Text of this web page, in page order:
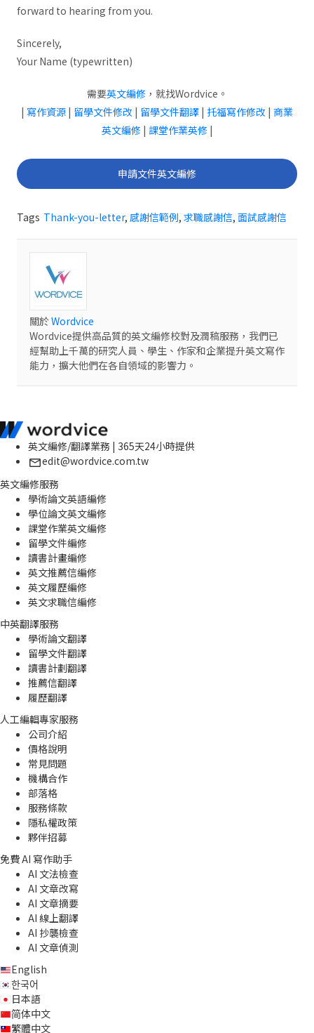
forward to hearing from you.
Sincerely,
Your Name (typewritten)
需要英文編修，就找Wordvice。
| 寫作資源 | 留學文件修改 | 留學文件翻譯 | 托福寫作修改 | 商業
英文編修| 課堂作業英修|
申請文件英文編修
Tags Thank-you-letter, 感謝信範例, 求職感謝信, 面試感謝信
關於Wordvice
Wordvice提供高品質的英文編修校對及潤稿服務，我們已
經幫助上千萬的研究人員、學生、作家和企業提升英文寫作
能力，擴大他們在各自領域的影響力。
英文編修/翻譯業務 | 365天24小時提供
edit@wordvice.com.tw
英文編修服務
學術論文英語編修
學位論文英文編修
課堂作業英文編修
留學文件編修
讀書計畫編修
英文推薦信編修
英文履歷編修
英文求職信編修
中英翻譯服務
學術論文翻譯
留學文件翻譯
讀書計劃翻譯
推薦信翻譯
履歷翻譯
人工編輯專家服務
公司介紹
價格說明
常見問題
機構合作
部落格
服務條款
隱私權政策
夥伴招募
免費 AI 寫作助手
AI 文法檢查
AI 文章改寫
AI 文章摘要
AI 線上翻譯
AI 抄襲檢查
AI 文章偵測
English
한국어
日本語
简体中文
繁體中文